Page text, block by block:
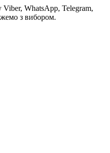
WhatsApp, Telegram,
з вибором.